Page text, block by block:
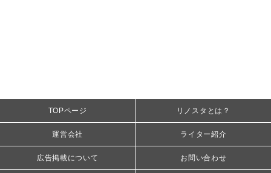
TOPページ リノスタとは？
運営会社 ライター紹介
広告掲載について お問い合わせ